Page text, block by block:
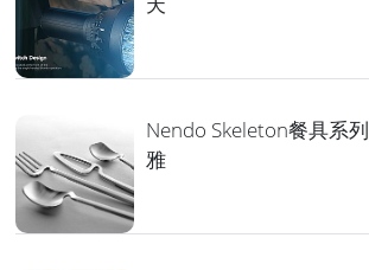
Nendo Skeleton餐具系
雅